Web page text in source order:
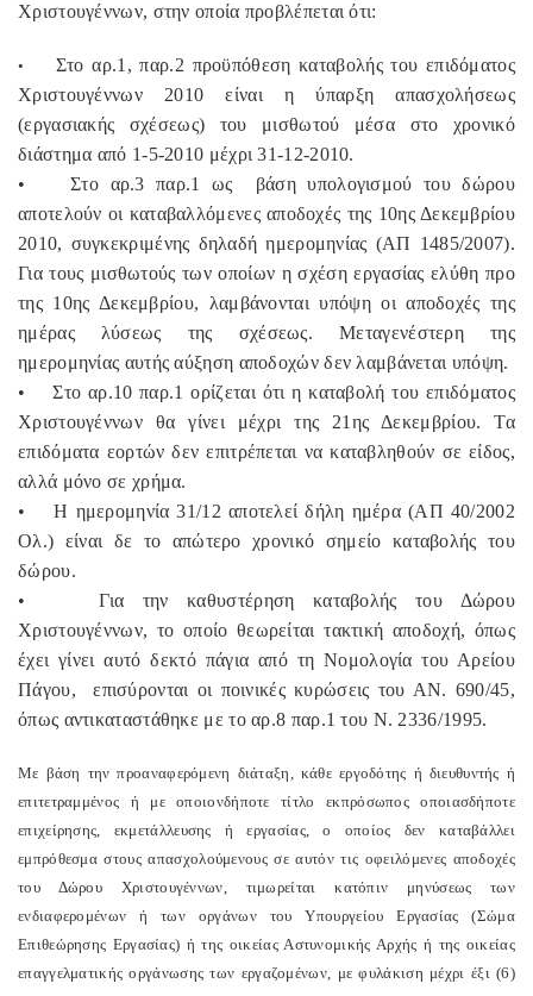
Χριστουγέννων, στην οποία προβλέπεται ότι:
•
Στο αρ.1, παρ.2 προϋπόθεση καταβολής του επιδόματος
Χριστουγέννων 2010 είναι η ύπαρξη απασχολήσεως
(εργασιακής σχέσεως) του μισθωτού μέσα στο χρονικό
διάστημα από 1-5-2010 μέχρι 31-12-2010.
•
Στο αρ.3 παρ.1 ως
βάση υπολογισμού του δώρου
αποτελούν οι καταβαλλόμενες αποδοχές της 10ης Δεκεμβρίου
2010, συγκεκριμένης δηλαδή ημερομηνίας (ΑΠ 1485/2007).
Για τους μισθωτούς των οποίων η σχέση εργασίας ελύθη προ
της 10ης Δεκεμβρίου, λαμβάνονται υπόψη οι αποδοχές της
ημέρας λύσεως της σχέσεως. Μεταγενέστερη της
ημερομηνίας αυτής αύξηση αποδοχών δεν λαμβάνεται υπόψη.
•
Στο αρ.10 παρ.1 ορίζεται ότι η καταβολή του επιδόματος
Χριστουγέννων θα γίνει μέχρι της 21ης Δεκεμβρίου. Τα
επιδόματα εορτών δεν επιτρέπεται να καταβληθούν σε είδος,
αλλά μόνο σε χρήμα.
•
Η ημερομηνία 31/12 αποτελεί δήλη ημέρα (ΑΠ 40/2002
Ολ.) είναι δε το απώτερο χρονικό σημείο καταβολής του
δώρου.
•
Για την καθυστέρηση καταβολής του Δώρου
Χριστουγέννων, το οποίο θεωρείται τακτική αποδοχή, όπως
έχει γίνει αυτό δεκτό πάγια από τη Νομολογία του Αρείου
Πάγου,
επισύρονται οι ποινικές κυρώσεις του ΑΝ. 690/45,
όπως αντικαταστάθηκε με το αρ.8 παρ.1 του Ν. 2336/1995.
Με βάση την προαναφερόμενη διάταξη, κάθε εργοδότης ή διευθυντής ή
επιτετραμμένος ή με οποιονδήποτε τίτλο εκπρόσωπος οποιασδήποτε
επιχείρησης, εκμετάλλευσης ή εργασίας, ο οποίος δεν καταβάλλει
εμπρόθεσμα στους απασχολούμενους σε αυτόν τις οφειλόμενες αποδοχές
του Δώρου Χριστουγέννων, τιμωρείται κατόπιν μηνύσεως των
ενδιαφερομένων ή των οργάνων του Υπουργείου Εργασίας (Σώμα
Επιθεώρησης Εργασίας) ή της οικείας Αστυνομικής Αρχής ή της οικείας
επαγγελματικής οργάνωσης των εργαζομένων, με φυλάκιση μέχρι έξι (6)